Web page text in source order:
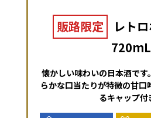
販路限定
レト
720mL
懐かしい味わいの日本酒で
らかな口当たりが特徴の甘口
るキャップ付